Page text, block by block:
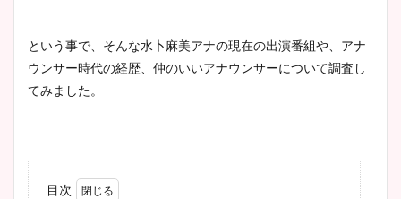
という事で、そんな水卜麻美アナの現在の出演番組や、アナ
ウンサー時代の経歴、仲のいいアナウンサーについて調査し
てみました。
目次